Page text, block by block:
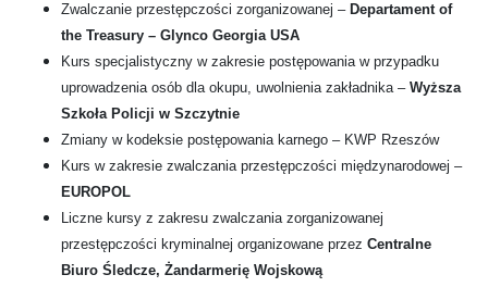
Zwalczanie przestępczości zorganizowanej – Departament of
the Treasury – Glynco Georgia USA
Kurs specjalistyczny w zakresie postępowania w przypadku
uprowadzenia osób dla okupu, uwolnienia zakładnika – Wyższa
Szkoła Policji w Szczytnie
Zmiany w kodeksie postępowania karnego – KWP Rzeszów
Kurs w zakresie zwalczania przestępczości międzynarodowej –
EUROPOL
Liczne kursy z zakresu zwalczania zorganizowanej
przestępczości kryminalnej organizowane przez Centralne
Biuro Śledcze, Żandarmerię Wojskową